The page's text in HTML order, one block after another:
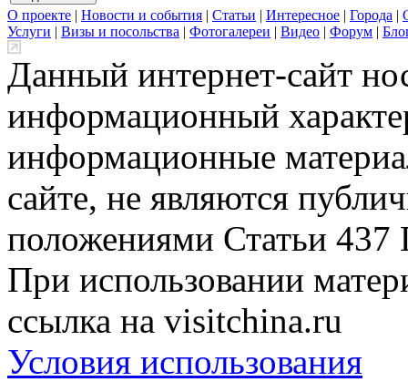
О проекте | Новости и события | Статьи | Интересное | Города |
Услуги | Визы и посольства | Фотогалереи | Видео | Форум |
Данный интернет-сайт
информационный
информационные
сайте, не являются
положениями Статьи 437
При использовании
ссылка на visitchina.ru
Условия использования